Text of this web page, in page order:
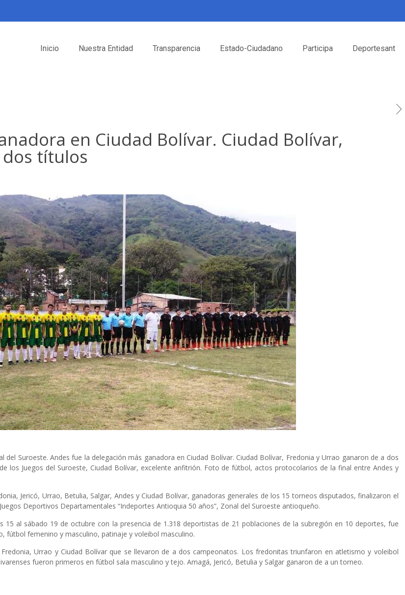
Inicio Nuestra Entidad Transparencia Estado-Ciudadano Participa Deportesant
en Ciudad Bolívar. Ciudad Bolívar,
títulos
Suroeste. Andes fue la delegación más ganadora en Ciudad Bolívar. Ciudad Bolívar, Fredonia y Urrao ganaron de a dos
los Juegos del Suroeste, Ciudad Bolívar, excelente anfitrión. Foto de fútbol, actos protocolarios de la final entre Andes y
Jericó, Urrao, Betulia, Salgar, Andes y Ciudad Bolívar, ganadoras generales de los 15 torneos disputados, finalizaron el
Deportivos Departamentales “Indeportes Antioquia 50 años”, Zonal del Suroeste antioqueño.
al sábado 19 de octubre con la presencia de 1.318 deportistas de 21 poblaciones de la subregión en 10 deportes, fue
fútbol femenino y masculino, patinaje y voleibol masculino.
Urrao y Ciudad Bolívar que se llevaron de a dos campeonatos. Los fredonitas triunfaron en atletismo y voleibol
fueron primeros en fútbol sala masculino y tejo. Amagá, Jericó, Betulia y Salgar ganaron de a un torneo.